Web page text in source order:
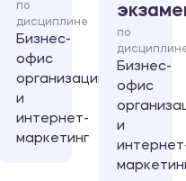
по
дисциплине
Бизнес-
офис
организации
и
интернет-
маркетинг
по
Бизнес-
офис
и